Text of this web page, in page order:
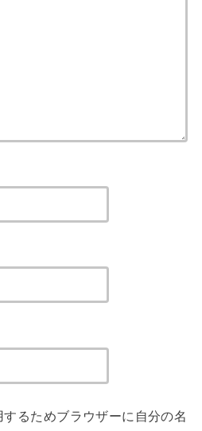
るためブラウザーに自分の名